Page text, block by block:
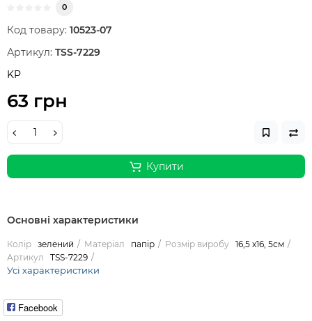
0
Код товару: 10523-07
Артикул: TSS-7229
KP
63 грн
Купити
Основні характеристики
Колір зелений Матеріал папір Розмір виробу 16,5 х16, 5см
Артикул
TSS-7229
Усі характеристики
Facebook